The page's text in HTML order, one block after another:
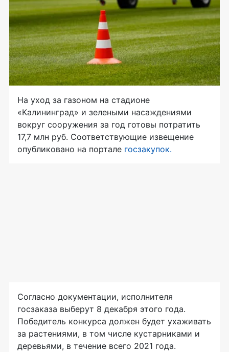
На уход за газоном на стадионе
«Калининград» и зелеными насаждениями
вокруг сооружения за год готовы потратить
17,7 млн руб. Соответствующие извещение
опубликовано на портале госзакупок.
Согласно документации, исполнителя
госзаказа выберут 8 декабря этого года.
Победитель конкурса должен будет ухаживать
за растениями, в том числе кустарниками и
деревьями, в течение всего 2021 года.